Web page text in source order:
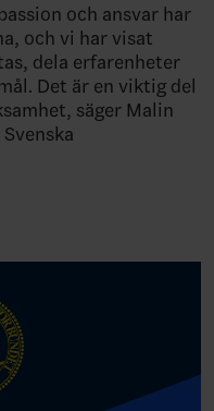
och ansvar har
och vi har visat
dela erfarenheter
Det är en viktig del
säger Malin